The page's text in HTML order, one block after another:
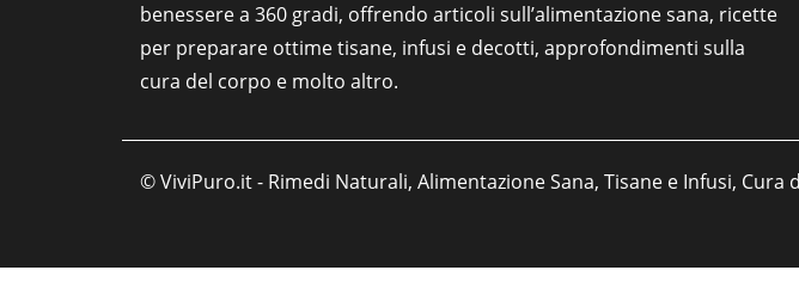
benessere a 360 gradi, offrendo articoli sull’alimentazione sana, ricette
per preparare ottime tisane, infusi e decotti, approfondimenti sulla
cura del corpo e molto altro.
© ViviPuro.it - Rimedi Naturali, Alimentazione Sana, Tisane e Infusi, Cura